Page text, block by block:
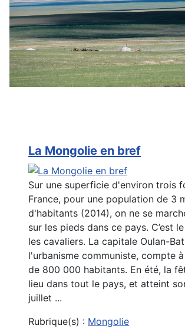
La Mongolie en bref
Sur une superficie d'environ trois
France, pour une population de 3
d'habitants (2014), on ne se
sur les pieds dans ce pays. C’est
les cavaliers. La capitale Oulan-
l'urbanisme communiste, compte
de 800 000 habitants. En été, la
lieu dans tout le pays, et atteint
juillet ...
Rubrique(s) : Mongolie